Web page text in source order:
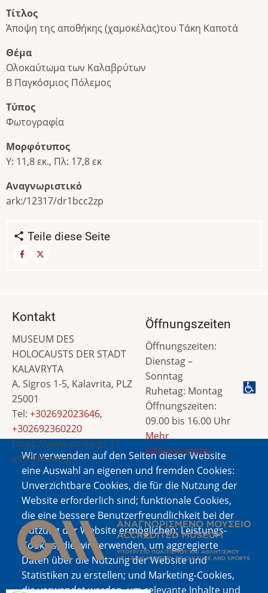
Τίτλος
Άποψη της αποθήκης (χαμοκέλας)του Τάκη Καποτά
Θέμα
Ολοκαύτωμα των Καλαβρύτων
Β Παγκόσμιος Πόλεμος
Τύπος
Φωτογραφία
Μορφότυπος
Υ: 11,8 εκ., Πλ: 17,8 εκ
Αναγνωριστικό
ark:/12317/dr1bcc2zp
Teile diese Seite
Wir verwenden auf den Seiten dieser Website
eine Auswahl an eigenen und fremden Cookies:
Unverzichtbare Cookies, die für die Nutzung der
Website erforderlich sind; funktionale Cookies,
die eine bessere Benutzerfreundlichkeit bei der
Nutzung der Website ermöglichen; Leistungs-
Cookies, die wir verwenden, um aggregierte
Daten über die Nutzung der Website und
Statistiken zu erstellen; und Marketing-Cookies,
die verwendet werden, um relevante Inhalte und
Kontakt
MUSEUM DES
HOLOCAUSTS DER STADT
KALAVRYTA
A. Sigros 1-5, Kalavrita, PLZ
25001
Tel: +302692023646,
+302692360220
https://www.dmko.gr ||
info@dmko.gr
Öffnungszeiten
Öffnungszeiten:
Dienstag –
Sonntag
Ruhetag: Montag
Öffnungszeiten:
09.00 bis 16.00 Uhr
Mehr
Informationen
Bild